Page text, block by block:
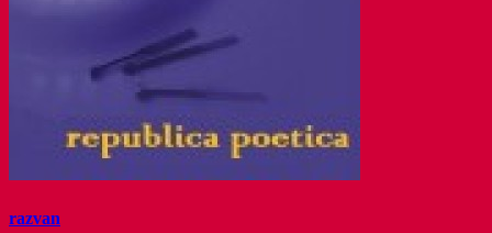
razvan